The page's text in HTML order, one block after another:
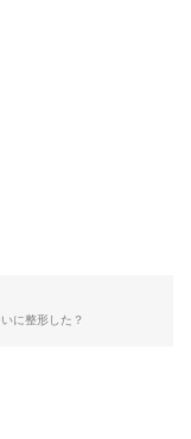
に整形した？